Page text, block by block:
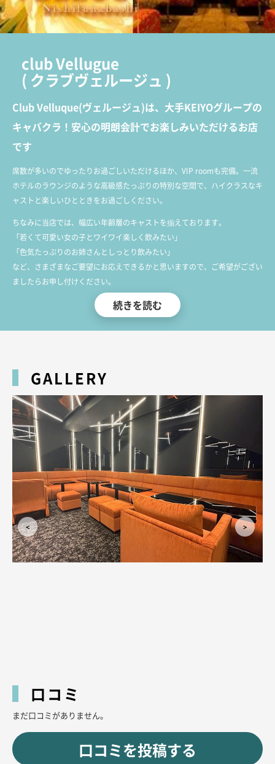
club Vellugue
( クラブヴェルージュ )
Club Velluque(ヴェルージュ)は、大手KEIYOグループの
キャバクラ！安心の明朗会計でお楽しみいただけるお店
です
席数が多いのでゆったりお過ごしいただけるほか、VIP roomも完備。一流
ホテルのラウンジのような高級感たっぷりの特別な空間で、ハイクラスなキ
ャストと楽しいひとときをお過ごしください。
ちなみに当店では、幅広い年齢層のキャストを揃えております。
「若くて可愛い女の子とワイワイ楽しく飲みたい」
「色気たっぷりのお姉さんとしっとり飲みたい」
など、さまざまなご要望にお応えできるかと思いますので、ご希望がござい
ましたらお申し付けください。
皆様のお越しをお待ちしております！
続きを読む
GALLERY
口コミ
まだ口コミがありません。
口コミを投稿する